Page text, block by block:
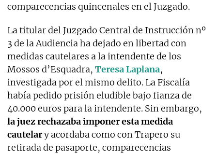
comparecencias quincenales en el Juzgado.
La titular del Juzgado Central de Instrucción nº
3 de la Audiencia ha dejado en libertad con
medidas cautelares a la intendente de los
Mossos d’Esquadra, Teresa Laplana,
investigada por el mismo delito. La Fiscalía
había pedido prisión eludible bajo fianza de
40.000 euros para la intendente. Sin embargo,
la juez rechazaba imponer esta medida
cautelary acordaba como con Trapero su
retirada de pasaporte, comparecencias